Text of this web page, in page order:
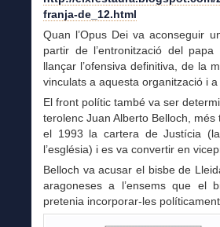
franja-de_12.html
Quan l’Opus Dei va aconseguir
partir de l’entronització del
llançar l’ofensiva definitiva, de la
vinculats a aquesta organització i
El front polític també va ser
terolenc Juan Alberto Belloch,
el 1993 la cartera de Justícia
l’església) i es va convertir en
Belloch va acusar el bisbe de
aragoneses a l’ensems que el
pretenia incorporar-les